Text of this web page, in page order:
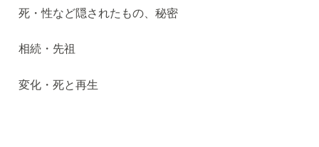
死・性など隠されたもの、秘密
相続・先祖
変化・死と再生